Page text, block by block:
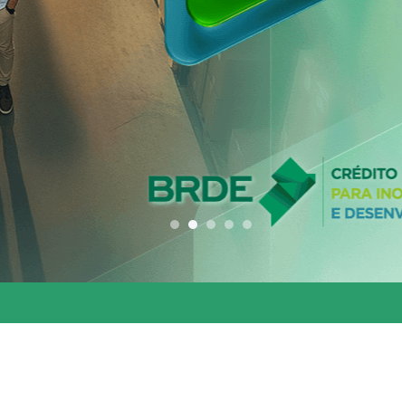
conjunta entre os
estados do Codesul